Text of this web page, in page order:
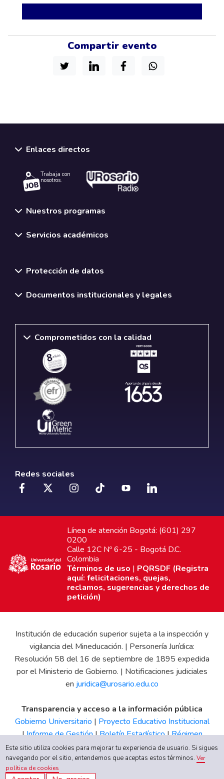
Compartir evento
Enlaces directos
Trabaja con
nosotros.
Nuestros programas
Servicios académicos
Protección de datos
Documentos institucionales y legales
Comprometidos con la calidad
Redes sociales
Línea de atención Bogotá: (601) 297
0200
Calle 12C Nº 6-25 - Bogotá D.C.
Colombia
Términos de uso | PQRSDF (Registra
aquí: felicitaciones, quejas,
reclamos, sugerencias y derechos de
petición)
Institución de educación superior sujeta a la inspección y
vigilancia del Mineducación. | Personería Jurídica:
Resolución 58 del 16 de septiembre de 1895 expedida
por el Ministerio de Gobierno. | Notificaciones judiciales
en juridica@urosario.edu.co
Transparencia y acceso a la información pública
Gobierno Universitario | Proyecto Educativo Institucional
|Informe de Gestión|Boletín Estadístico|Régimen
Tributario|Estados Financieros |Código de Ética| Canal
de Integridad UR
Este sitio utiliza cookies para mejorar tu experiencia de usuario. Si sigues
navegando por el sitio, entendemos que aceptas estos términos.Ver
política de cookies